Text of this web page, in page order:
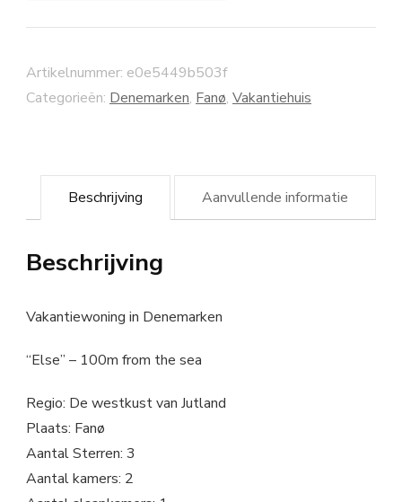
Artikelnummer: e0e5449b503f
Categorieën: Denemarken, Fanø, Vakantiehuis
Beschrijving Aanvullende informatie
Beschrijving
Vakantiewoning in Denemarken
“Else” – 100m from the sea
Regio: De westkust van Jutland
Plaats: Fanø
Aantal Sterren: 3
Aantal kamers: 2